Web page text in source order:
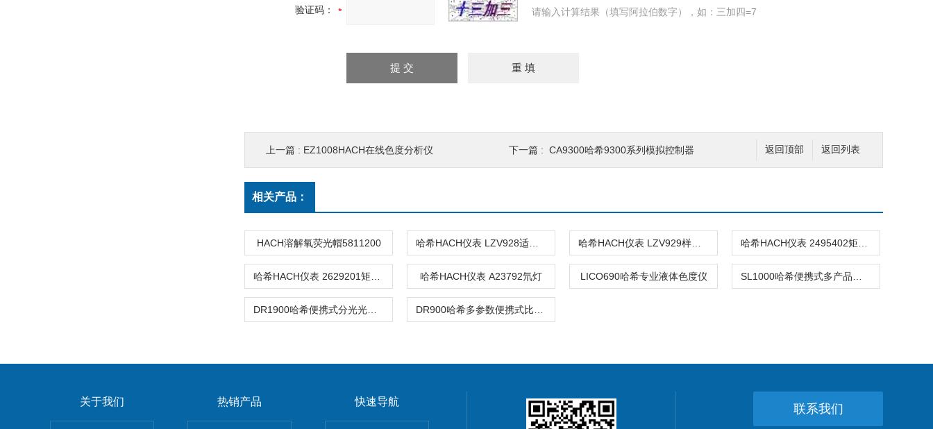
验证码： 请输入计算结果（填写阿拉伯数字），如：三加四=7
返回列表
返回顶部
上一篇 : EZ1008HACH在线色度分析仪 下一篇 : CA9300哈希9300系列模拟控制器
相关产品：
HACH溶解氧荧光帽5811200
哈希HACH仪表 A23792氘灯 LICO690哈希专业液体色度仪
关于我们 热销产品 快速导航
联系我们